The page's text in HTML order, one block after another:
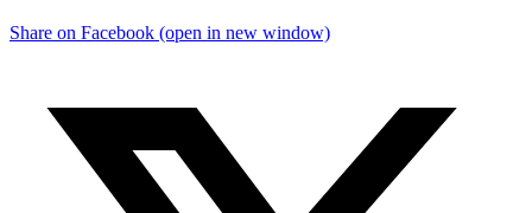
Share on Facebook (open in new window)